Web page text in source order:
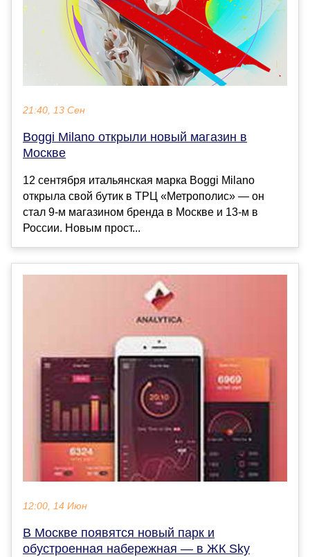
21:40, 13 Сен
Boggi Milano открыли новый магазин в
Москве
12 сентября итальянская марка Boggi Milano
открыла свой бутик в ТРЦ «Метрополис» — он
стал 9-м магазином бренда в Москве и 13-м в
России. Новым прост...
12:00, 14 Июн
В Москве появятся новый парк и
обустроенная набережная — в ЖК Sky